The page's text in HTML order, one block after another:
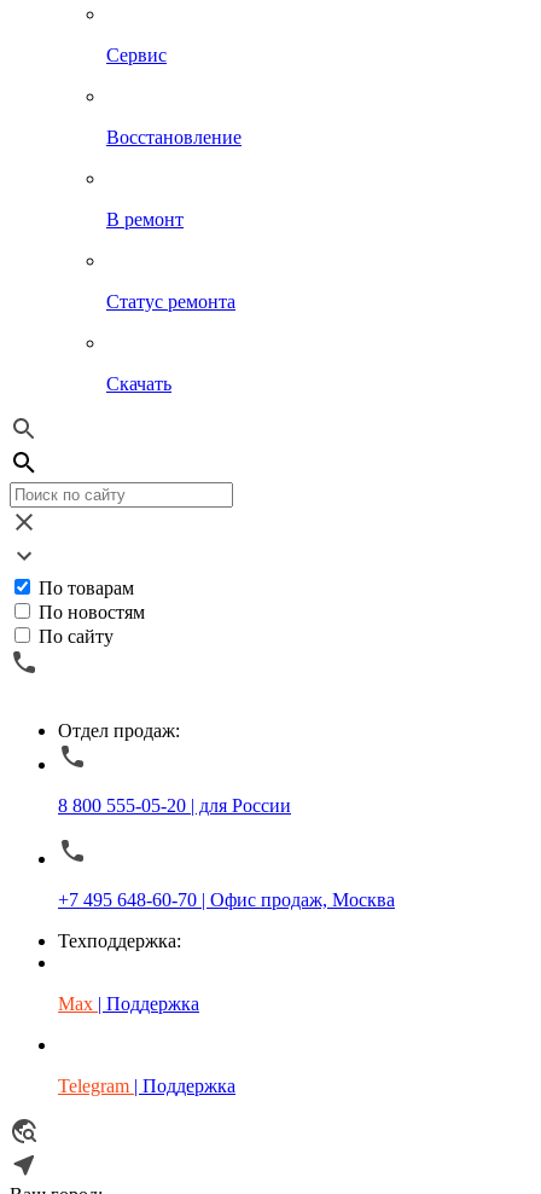
Сервис
Восстановление
В ремонт
Статус ремонта
Скачать
По товарам
По новостям
По сайту
Отдел продаж:
8 800 555-05-20 | для России
+7 495 648-60-70 | Офис продаж, Москва
Техподдержка:
Max | Поддержка
Telegram | Поддержка